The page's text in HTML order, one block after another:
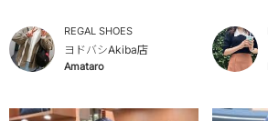
REGAL SHOES
ヨドバシAkiba店
Amataro